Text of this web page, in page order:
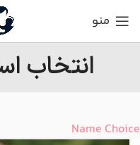
منو
انتخاب
Name Choice